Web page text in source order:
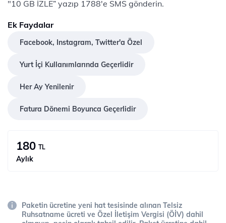
"10 GB İZLE” yazıp 1788'e SMS gönderin.
Ek Faydalar
Facebook, Instagram, Twitter'a Özel
Yurt İçi Kullanımlarında Geçerlidir
Her Ay Yenilenir
Fatura Dönemi Boyunca Geçerlidir
180 TL
Aylık
Paketin ücretine yeni hat tesisinde alınan Telsiz
Ruhsatname ücreti ve Özel İletişim Vergisi (ÖİV) dahil